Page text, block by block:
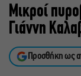
Μικροί
Γιάννη
Προσθήκη ως